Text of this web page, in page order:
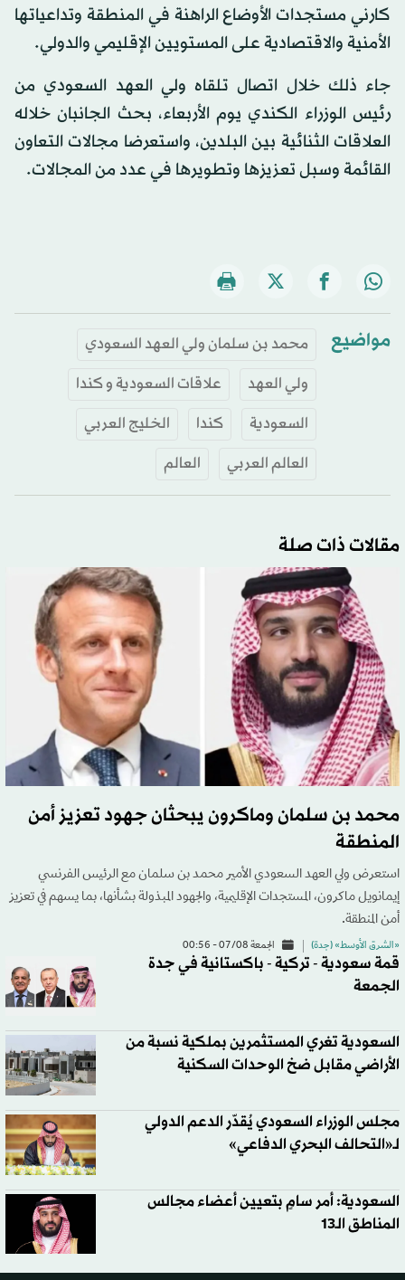
كارني مستجدات الأوضاع الراهنة في المنطقة وتداعياتها
الأمنية والاقتصادية على المستويين الإقليمي والدولي.
جاء ذلك خلال اتصال تلقاه ولي العهد السعودي من
رئيس الوزراء الكندي يوم الأربعاء، بحث الجانبان خلاله
العلاقات الثنائية بين البلدين، واستعرضا مجالات التعاون
القائمة وسبل تعزيزها وتطويرها في عدد من المجالات.
مواضيع
محمد بن سلمان ولي العهد السعودي
ولي العهد
علاقات السعودية و كندا
السعودية
كندا
الخليج العربي
العالم العربي
العالم
مقالات ذات صلة
محمد بن سلمان وماكرون يبحثان جهود تعزيز أمن
المنطقة
استعرض ولي العهد السعودي الأمير محمد بن سلمان مع الرئيس الفرنسي
إيمانويل ماكرون، المستجدات الإقليمية، والجهود المبذولة بشأنها، بما يسهم في تعزيز
أمن المنطقة.
«الشرق الأوسط» (جدة) الجمعة 07/08 - 00:56
قمة سعودية - تركية - باكستانية في جدة
الجمعة
السعودية تغري المستثمرين بملكية نسبة من
الأراضي مقابل ضخ الوحدات السكنية
مجلس الوزراء السعودي يُقدّر الدعم الدولي
لـ«التحالف البحري الدفاعي»
السعودية: أمر سامٍ بتعيين أعضاء مجالس
المناطق الـ13